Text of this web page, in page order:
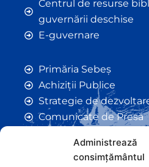
Administrează
consimțământul
Centrul de resurse
guvernării deschise
E-guvernare
Primăria Sebeș
Achiziții Publice
Strategie de
Comunicate de Presă
Anunțuri
Hotarâri de Consiliu